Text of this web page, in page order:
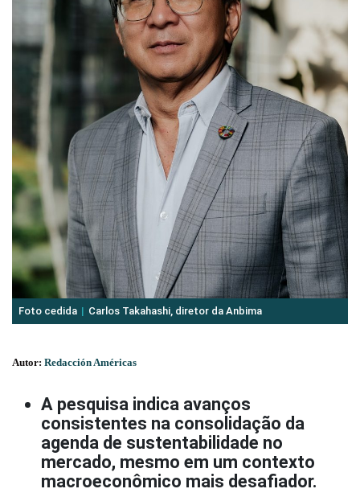
Foto cedida Carlos Takahashi, diretor da Anbima
Autor: Redacción Américas
A pesquisa indica avanços
consistentes na consolidação da
agenda de sustentabilidade no
mercado, mesmo em um contexto
macroeconômico mais desafiador.